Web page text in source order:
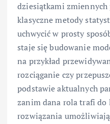
dziesiątkami zmiennych
klasyczne metody
uchwycić w prosty
staje się budowanie
na przykład
rozciąganie czy
podstawie aktualnych
zanim dana rola trafi do
rozwiązania